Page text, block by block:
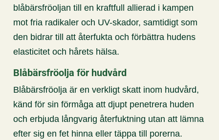
blåbärsfröoljan till en kraftfull allierad i kampen
mot fria radikaler och UV-skador, samtidigt som
den bidrar till att återfukta och förbättra hudens
elasticitet och hårets hälsa.
Blåbärsfröolja för hudvård
Blåbärsfröolja är en verkligt skatt inom hudvård,
känd för sin förmåga att djupt penetrera huden
och erbjuda långvarig återfuktning utan att lämna
efter sig en fet hinna eller täppa till porerna.